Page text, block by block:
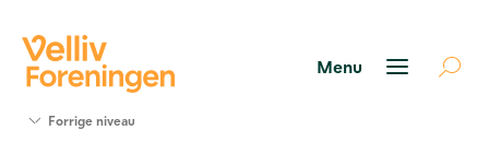
Forrige niveau